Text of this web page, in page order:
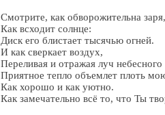
Смотрите, как обворожительна заря,
Как всходит солнце:
Диск его блистает тысячью огней.
И как сверкает воздух,
Переливая и отражая луч небесного
Приятное тепло объемлет плоть
Как хорошо и как уютно.
Как замечательно всё то, что Ты